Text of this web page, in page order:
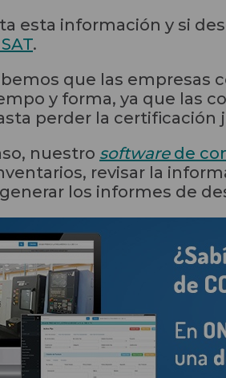
esta información y si
.
que las empresas
y forma, ya que las
perder la certificación
nuestro softwarede
revisar la
los informes de